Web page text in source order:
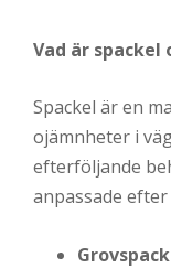
Vad är spackel
Spackel är en
ojämnheter i
efterföljande
anpassade